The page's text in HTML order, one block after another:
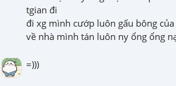
tgian đi
đi xg mình cướp luôn gấu bông
về nhà mình tán luôn ny ổng ổng
=)))